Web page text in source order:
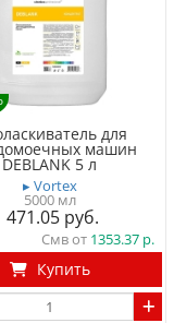
для
машин
DEBLANK 5 л
▸ Vortex
5000 мл
471.05
Смв от 1353.37
Купить